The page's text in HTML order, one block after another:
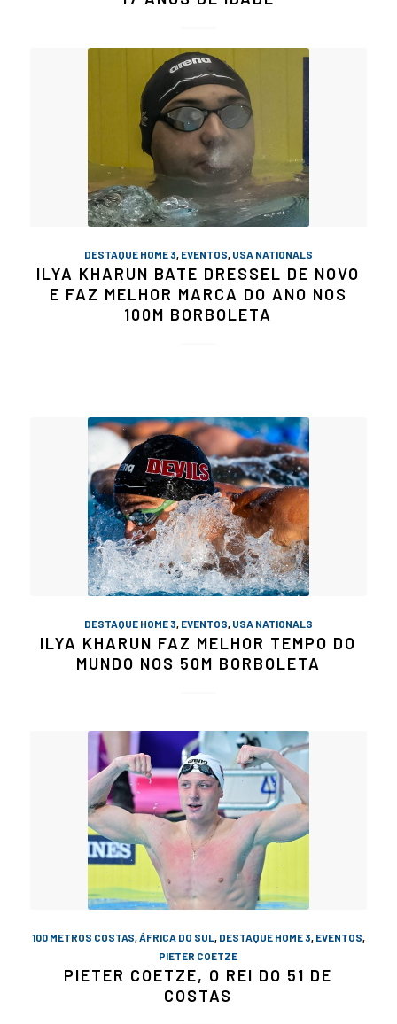
DESTAQUE HOME 3, EVENTOS, USA NATIONALS
ILYA KHARUN BATE DRESSEL DE NOVO
E FAZ MELHOR MARCA DO ANO NOS
100M BORBOLETA
DESTAQUE HOME 3, EVENTOS, USA NATIONALS
ILYA KHARUN FAZ MELHOR TEMPO DO
MUNDO NOS 50M BORBOLETA
100 METROS COSTAS,ÁFRICA DO SUL, DESTAQUE HOME 3, EVENTOS,
PIETER COETZE
PIETER COETZE, O REI DO 51 DE
COSTAS